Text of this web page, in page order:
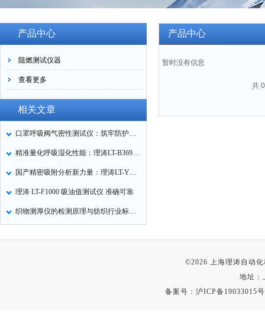
产品中心
阻燃测试仪器
查看更多
相关文章
口罩呼吸阀气密性测试仪：筑牢防护口罩的质量关卡
精准量化呼吸湿化性能：理涛LT-B369湿化器数据采集装置技术解析
国产精密吸附分析新力量：理涛LT-Y019A全自动高压吸附仪的性能与应用解析
理涛 LT-F1000 吸油值测试仪 准确可靠
织物测厚仪的检测原理与纺织行业标准化应用
产品中心
暂时没有信息
共
©2026 上海理涛自动
地址：
备案号： 沪ICP备19033015